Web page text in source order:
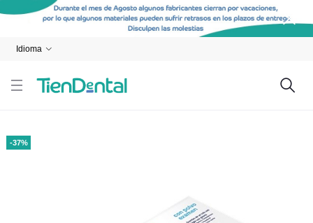
Idioma
-37%